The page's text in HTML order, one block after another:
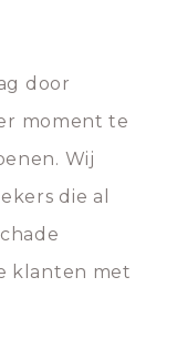
door
moment te
Wij
die al
klanten met